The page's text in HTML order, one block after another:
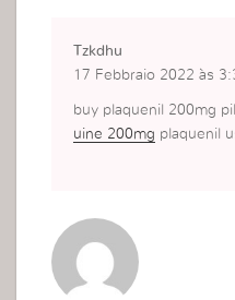
Tzkdhu
17 Febbraio 2022 às
buy plaquenil 200mg
uine 200mg plaquenil